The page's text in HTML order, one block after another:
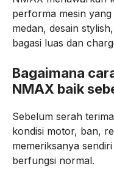
performa mesin
medan, desain
bagasi luas dan
Bagaimana
NMAX baik
Sebelum serah
kondisi motor, ban,
memeriksanya
berfungsi normal.